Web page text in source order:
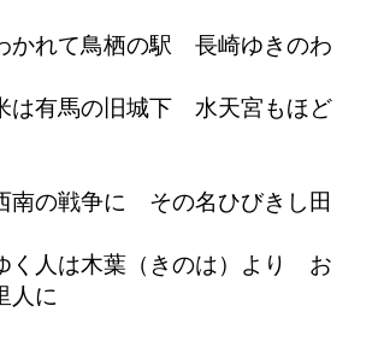
れて鳥栖の駅 長崎ゆきのわ
馬の旧城下 水天宮もほど
の戦争に その名ひびきし田
は木葉（きのは）より お
人に